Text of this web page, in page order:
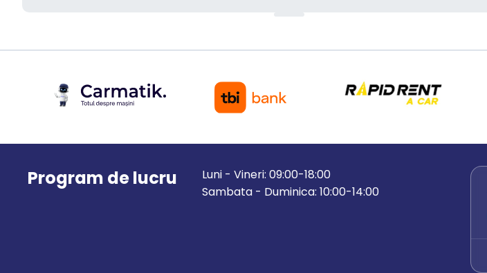
Program de lucru
Luni - Vineri: 09:00-18:00
Sambata - Duminica: 10:00-14:00